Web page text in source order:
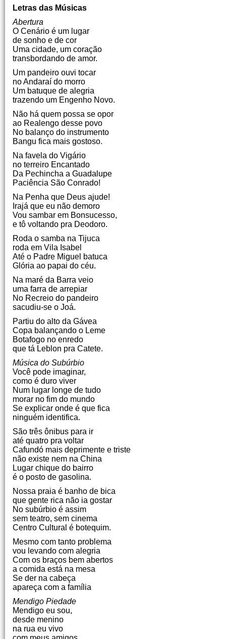
Letras das Músicas
Abertura
O Cenário é um lugar
de sonho e de cor
Uma cidade, um coração
transbordando de amor.
Um pandeiro ouvi tocar
no Andaraí do morro
Um batuque de alegria
trazendo um Engenho Novo.
Não há quem possa se opor
ao Realengo desse povo
No balanço do instrumento
Bangu fica mais gostoso.
Na favela do Vigário
no terreiro Encantado
Da Pechincha a Guadalupe
Paciência São Conrado!
Na Penha que Deus ajude!
Irajá que eu não demoro
Vou sambar em Bonsucesso,
e tô voltando pra Deodoro.
Roda o samba na Tijuca
roda em Vila Isabel
Até o Padre Miguel batuca
Glória ao papai do céu.
Na maré da Barra veio
uma farra de arrepiar
No Recreio do pandeiro
sacudiu-se o Joá.
Partiu do alto da Gávea
Copa balançando o Leme
Botafogo no enredo
que tá Leblon pra Catete.
Música do Subúrbio
Você pode imaginar,
como é duro viver
Num lugar longe de tudo
morar no fim do mundo
Se explicar onde é que fica
ninguém identifica.
São três ônibus para ir
até quatro pra voltar
Cafundó mais deprimente e triste
não existe nem na China
Lugar chique do bairro
é o posto de gasolina.
Nossa praia é banho de bica
que gente rica não ia gostar
No subúrbio é assim
sem teatro, sem cinema
Centro Cultural é botequim.
Mesmo com tanto problema
vou levando com alegria
Com os braços bem abertos
a comida está na mesa
Se der na cabeça
apareça com a família
Mendigo Piedade
Mendigo eu sou,
desde menino
na rua eu vivo